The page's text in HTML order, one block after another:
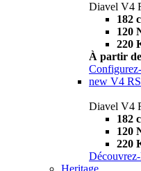
Diavel V4
182
120
220
À partir
new V4
Diavel V4
182
120
220
Heritage